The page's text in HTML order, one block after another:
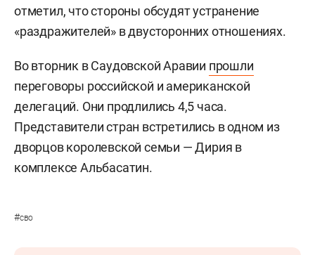
отметил, что стороны обсудят устранение
«раздражителей» в двусторонних отношениях.
Во вторник в Саудовской Аравии прошли
переговоры российской и американской
делегаций. Они продлились 4,5 часа.
Представители стран встретились в одном из
дворцов королевской семьи — Дирия в
комплексе Альбасатин.
#сво